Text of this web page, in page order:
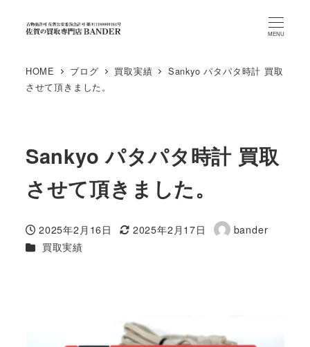
MENU
HOME ブログ 買取実績
Sankyo パタパタ時計 買取
させて頂きました。
Sankyo パタパタ時計 買取
させて頂きました。
投稿日
2025年2月16日
更新日
2025年2月17日
著
bander
カテゴリー
買取実績